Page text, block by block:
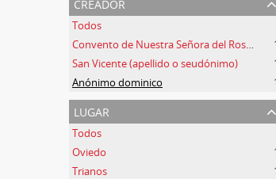
Todos
Convento de Nuestra Señora del Rosario de Oviedo
San Vicente (apellido o seudónimo)
Anónimo dominico
lugar
Todos
Oviedo
Trianos